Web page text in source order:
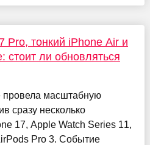
тонкий iPhone Air и
стоит ли обновляться
провела масштабную
сразу несколько
17, Apple Watch Series 11,
Pro 3. Событие